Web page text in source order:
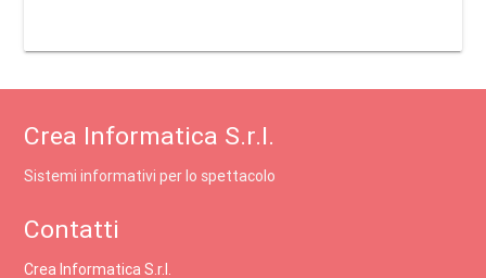
Crea Informatica S.r.l.
Sistemi informativi per lo spettacolo
Contatti
Crea Informatica S.r.l.